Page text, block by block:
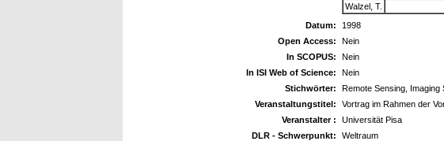
Walzel, T.
Datum:
1998
Open Access:
Nein
In SCOPUS:
Nein
In ISI Web of Science:
Nein
Stichwörter:
Remote Sensing, Imaging
Veranstaltungstitel:
Vortrag im Rahmen der
Veranstalter :
Universität Pisa
DLR - Schwerpunkt:
Weltraum